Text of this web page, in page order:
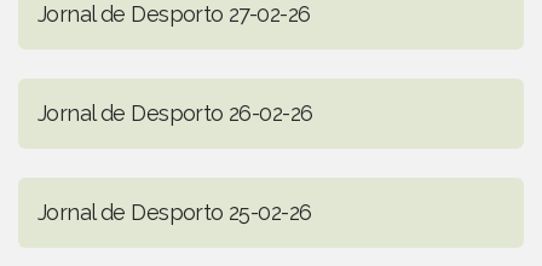
Jornal de Desporto 27-02-26
Jornal de Desporto 26-02-26
Jornal de Desporto 25-02-26